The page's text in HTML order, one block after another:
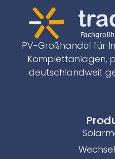
PV-Großhandel für
Komplettanlagen,
deutschlandweit